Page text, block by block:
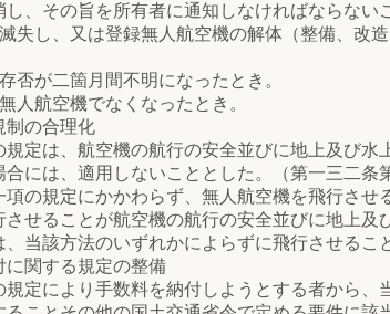
、その旨を所有者に通知しなければならない
又は登録無人航空機の解体（整備、改造
二箇月間不明になったとき。
空機でなくなったとき。
の合理化
、航空機の航行の安全並びに地上及び水上
には、適用しないこととした。（第一三二条
定にかかわらず、無人航空機を飛行させ
せることが航空機の航行の安全並びに地上
当該方法のいずれかによらずに飛行させるこ
関する規定の整備
定により手数料を納付しようとする者から、